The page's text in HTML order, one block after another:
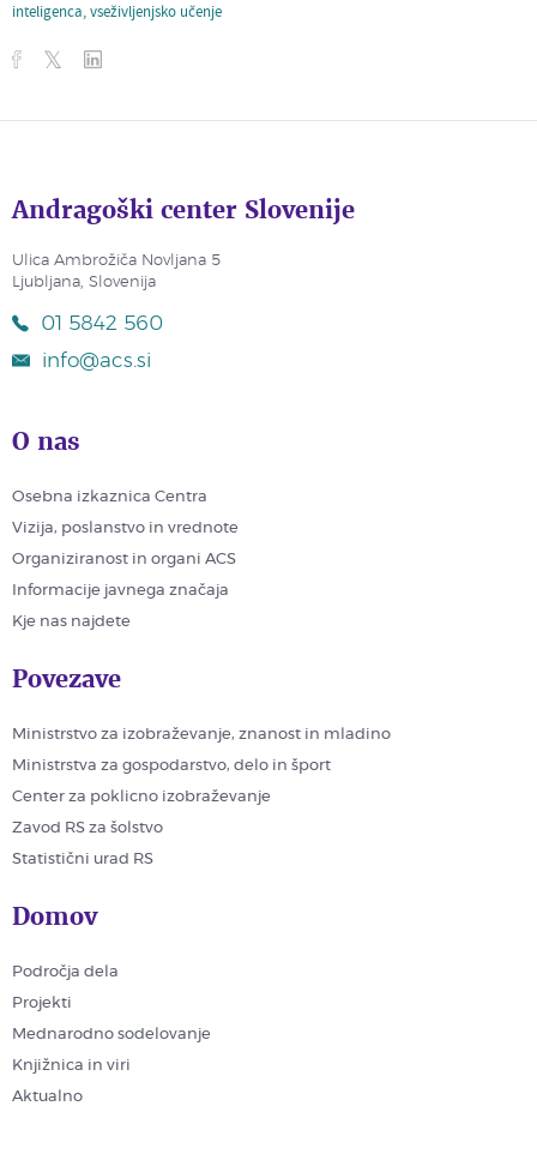
inteligenca,vseživljenjsko učenje
Andragoški center Slovenije
Ulica Ambrožiča Novljana 5
Ljubljana, Slovenija
01 5842 560
info@acs.si
O nas
Osebna izkaznica Centra
Vizija, poslanstvo in vrednote
Organiziranost in organi ACS
Informacije javnega značaja
Kje nas najdete
Povezave
Ministrstvo za izobraževanje, znanost in mladino
Ministrstva za gospodarstvo, delo in šport
Center za poklicno izobraževanje
Zavod RS za šolstvo
Statistični urad RS
Domov
Področja dela
Projekti
Mednarodno sodelovanje
Knjižnica in viri
Aktualno